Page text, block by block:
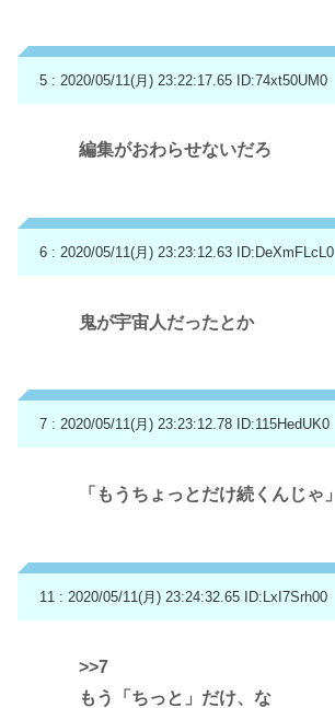
5 : 2020/05/11(月) 23:22:17.65 ID:74xt50UM0
編集がおわらせないだろ
6 : 2020/05/11(月) 23:23:12.63 ID:DeXmFLcL0
鬼が宇宙人だったとか
7 : 2020/05/11(月) 23:23:12.78 ID:115HedUK0
「もうちょっとだけ続くんじゃ」
11 : 2020/05/11(月) 23:24:32.65 ID:LxI7Srh00
>>7
もう「ちっと」だけ、な